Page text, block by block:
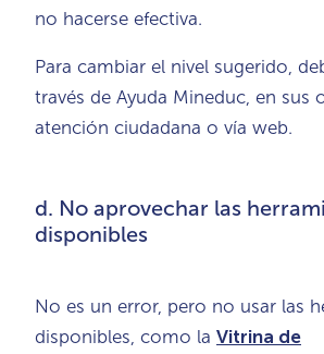
no hacerse efectiva.
Para cambiar el nivel sugerido,
través de Ayuda Mineduc, en sus
atención ciudadana o vía web.
d. No aprovechar las
disponibles
No es un error, pero no usar las
disponibles, como la Vitrina de